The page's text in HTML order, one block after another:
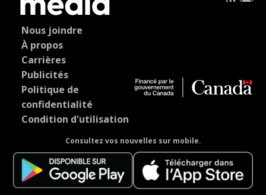
Nous joindre
À propos
Carrières
Publicités
Politique de
confidentialité
Condition d'utilisation
Consultez vos nouvelles sur mobile.